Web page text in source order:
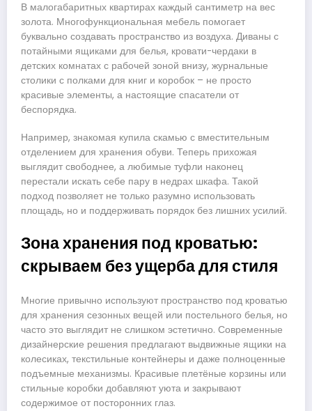
В малогабаритных квартирах каждый сантиметр на вес
золота. Многофункциональная мебель помогает
буквально создавать пространство из воздуха. Диваны с
потайными ящиками для белья, кровати-чердаки в
детских комнатах с рабочей зоной внизу, журнальные
столики с полками для книг и коробок – не просто
красивые элементы, а настоящие спасатели от
беспорядка.
Например, знакомая купила скамью с вместительным
отделением для хранения обуви. Теперь прихожая
выглядит свободнее, а любимые туфли наконец
перестали искать себе пару в недрах шкафа. Такой
подход позволяет не только разумно использовать
площадь, но и поддерживать порядок без лишних усилий.
Зона хранения под кроватью:
скрываем без ущерба для стиля
Многие привычно используют пространство под кроватью
для хранения сезонных вещей или постельного белья, но
часто это выглядит не слишком эстетично. Современные
дизайнерские решения предлагают выдвижные ящики на
колесиках, текстильные контейнеры и даже полноценные
подъемные механизмы. Красивые плетёные корзины или
стильные коробки добавляют уюта и закрывают
содержимое от посторонних глаз.